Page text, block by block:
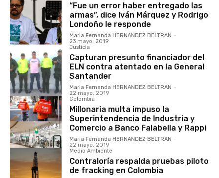
“Fue un error haber entregado las
armas”, dice Iván Márquez y Rodrigo
Londoño le responde
Maria Fernanda HERNANDEZ BELTRAN -
23 mayo, 2019
Justicia
Capturan presunto financiador del
ELN contra atentado en la General
Santander
Maria Fernanda HERNANDEZ BELTRAN -
22 mayo, 2019
Colombia
Millonaria multa impuso la
Superintendencia de Industria y
Comercio a Banco Falabella y Rappi
Maria Fernanda HERNANDEZ BELTRAN -
22 mayo, 2019
Medio Ambiente
Contraloría respalda pruebas piloto
de fracking en Colombia